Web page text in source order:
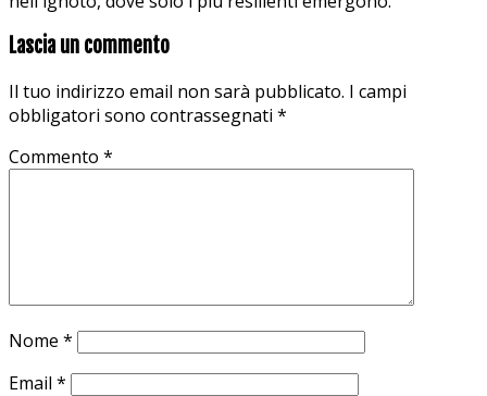
Lascia un commento
Il tuo indirizzo email non sarà pubblicato. I campi
obbligatori sono contrassegnati *
Commento *
Nome *
Email *